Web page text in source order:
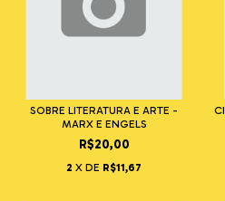
SOBRE LITERATURA E ARTE -
MARX E ENGELS
R$20,00
2 X DE R$11,67